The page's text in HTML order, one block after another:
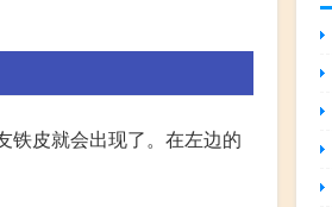
铁皮就会出现了。在左边的